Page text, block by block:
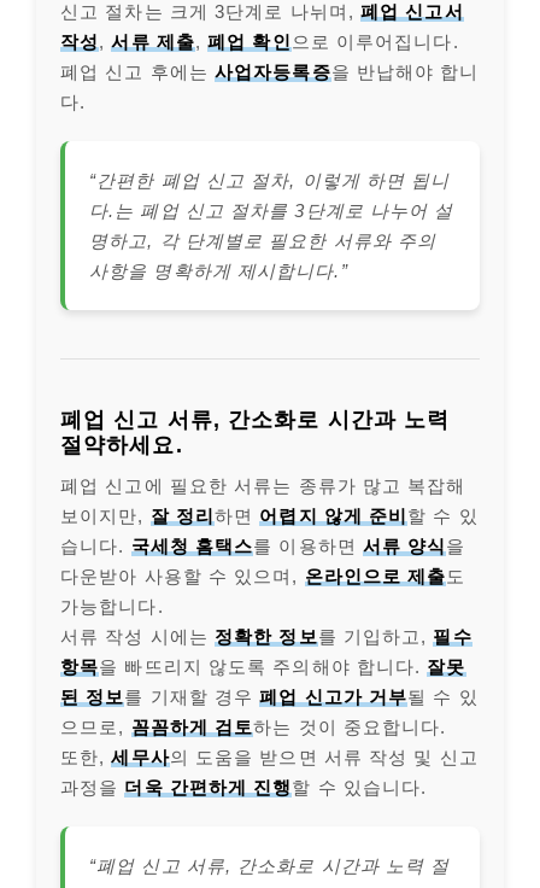
신고 절차는 크게 3단계로 나뉘며, 폐업 신고서
작성,서류 제출,폐업 확인 으로 이루어집니다.
폐업 신고 후에는 사업자등록증을 반납해야 합니
다.
“간편한 폐업 신고 절차, 이렇게 하면 됩니
다.는 폐업 신고 절차를 3단계로 나누어 설
명하고, 각 단계별로 필요한 서류와 주의
사항을 명확하게 제시합니다.”
폐업 신고 서류, 간소화로 시간과 노력
절약하세요.
폐업 신고에 필요한 서류는 종류가 많고 복잡해
보이지만, 잘 정리하면 어렵지 않게 준비 할 수 있
습니다. 국세청 홈택스를 이용하면 서류 양식 을
다운받아 사용할 수 있으며, 온라인으로 제출도
가능합니다.
서류 작성 시에는 정확한 정보 를 기입하고, 필수
항목을 빠뜨리지 않도록 주의해야 합니다. 잘못
된 정보 를 기재할 경우폐업 신고가 거부될 수 있
으므로, 꼼꼼하게 검토하는 것이 중요합니다.
또한,세무사의 도움을 받으면 서류 작성 및 신고
과정을 더욱 간편하게 진행할 수 있습니다.
“폐업 신고 서류, 간소화로 시간과 노력 절